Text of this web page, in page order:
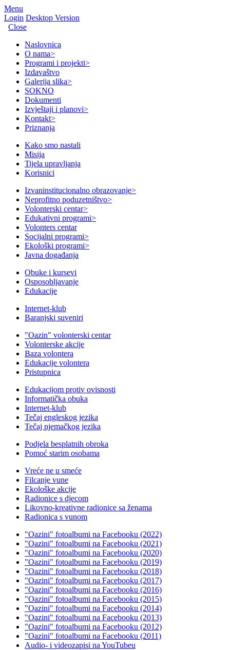
Menu
Login Desktop Version
Close
Naslovnica
O nama>
Programi i projekti>
Izdavaštvo
Galerija slika>
SOKNO
Dokumenti
Izvještaji i planovi>
Kontakt>
Priznanja
Kako smo nastali
Misija
Tijela upravljanja
Korisnici
Izvaninstitucionalno obrazovanje>
Neprofitno poduzetništvo>
Volonterski centar>
Edukativni programi>
Volonters centar
Socijalni programi>
Ekološki programi>
Javna događanja
Obuke i kursevi
Osposobljavanje
Edukacije
Internet-klub
Baranjski suveniri
"Oazin" volonterski centar
Volonterske akcije
Baza volontera
Edukacije volontera
Pristupnica
Edukacijom protiv ovisnosti
Informatička obuka
Internet-klub
Tečaj engleskog jezika
Tečaj njemačkog jezika
Podjela besplatnih obroka
Pomoć starim osobama
Vreće ne u smeće
Filcanje vune
Ekološke akcije
Radionice s djecom
Likovno-kreativne radionice sa ženama
Radionica s vunom
"Oazini" fotoalbumi na Facebooku (2022)
"Oazini" fotoalbumi na Facebooku (2021)
"Oazini" fotoalbumi na Facebooku (2020)
"Oazini" fotoalbumi na Facebooku (2019)
"Oazini" fotoalbumi na Facebooku (2018)
"Oazini" fotoalbumi na Facebooku (2017)
"Oazini" fotoalbumi na Facebooku (2016)
"Oazini" fotoalbumi na Facebooku (2015)
"Oazini" fotoalbumi na Facebooku (2014)
"Oazini" fotoalbumi na Facebooku (2013)
"Oazini" fotoalbumi na Facebooku (2012)
"Oazini" fotoalbumi na Facebooku (2011)
Audio- i videozapisi na YouTubeu